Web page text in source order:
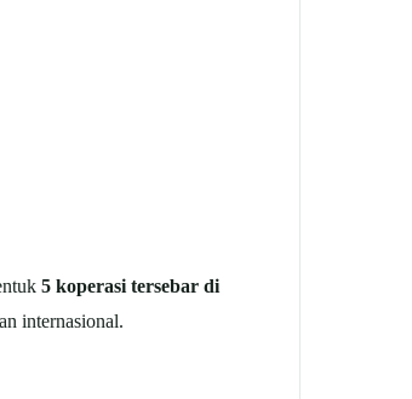
5 koperasi tersebar di
internasional.